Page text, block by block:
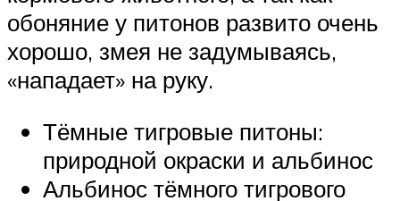
обоняние у питонов развито очень
хорошо, змея не задумываясь,
«нападает» на руку.
Тёмные тигровые питоны:
природной окраски и альбинос
Альбинос тёмного тигрового